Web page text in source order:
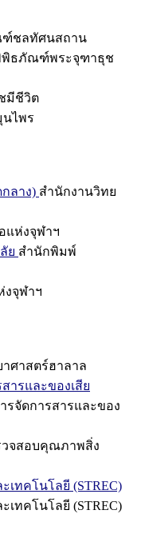
ชลทัศนสถาน
ธภัณฑ์พระจุฑาธุช
มีชีวิต
ไพร
ลาง) สำนักงานวิทย
แห่งจุฬาฯ
ย สำนักพิมพ์
งจุฬาฯ
ศาสตร์ฮาลาล
ารและของเสีย
รจัดการสารและของ
วจสอบคุณภาพสิ่ง
เทคโนโลยี (STREC)
เทคโนโลยี (STREC)